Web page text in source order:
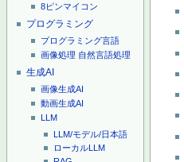
8ピンマイコン
プログラミング
プログラミング言語
画像処理 自然言語処理
生成AI
画像生成AI
動画生成AI
LLM
LLM/モデル/日本語
ローカルLLM